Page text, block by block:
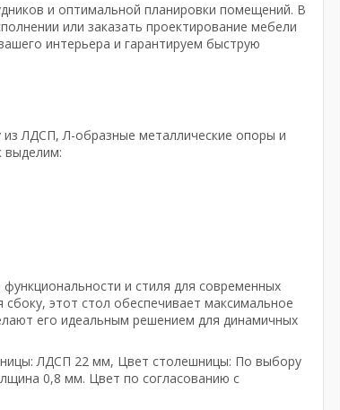
и оптимальной планировки помещений. В
или заказать проектирование мебели
интерьера и гарантируем быструю
ЛДСП, Л-образные металлические опоры и
выделим:
и стиля для современных
этот стол обеспечивает максимальное
его идеальным решением для динамичных
ЛДСП 22 мм, Цвет столешницы: По выбору
0,8 мм. Цвет по согласованию с